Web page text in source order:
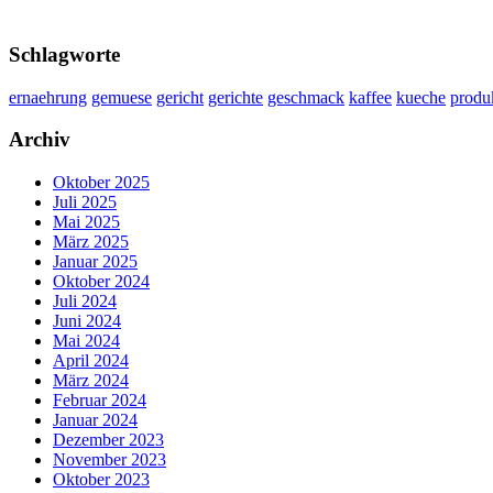
Schlagworte
ernaehrung gemuese gericht gerichte geschmack kaffee kueche
Archiv
Oktober 2025
Juli 2025
Mai 2025
März 2025
Januar 2025
Oktober 2024
Juli 2024
Juni 2024
Mai 2024
April 2024
März 2024
Februar 2024
Januar 2024
Dezember 2023
November 2023
Oktober 2023